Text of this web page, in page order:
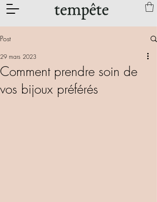
Post
Comment prendre soin de
vos bijoux préférés
29 mars 2023